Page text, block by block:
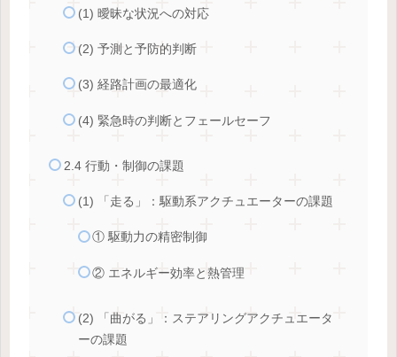
(1) 曖昧な状況への対応
(2) 予測と予防的判断
(3) 経路計画の最適化
(4) 緊急時の判断とフェールセーフ
2.4 行動・制御の課題
(1) 「走る」：駆動系アクチュエーターの課題
① 駆動力の精密制御
② エネルギー効率と熱管理
(2) 「曲がる」：ステアリングアクチュエータ
ーの課題